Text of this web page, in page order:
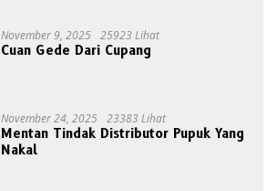
November 9, 2025 25923 Lihat
Cuan Gede Dari Cupang
November 24, 2025 23383 Lihat
Mentan Tindak Distributor Pupuk Yang
Nakal